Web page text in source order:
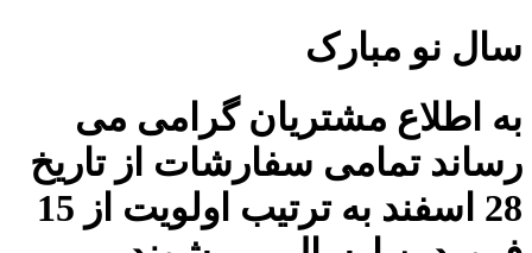
سال نو مبارک
به اطلاع مشتریان گرامی می
رساند تمامی سفارشات از تاریخ
28 اسفند به ترتیب اولویت از 15